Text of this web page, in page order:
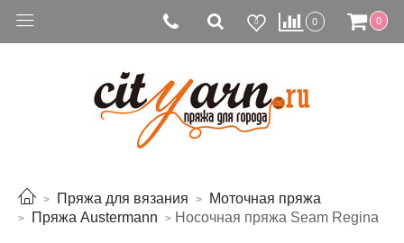
0 0 0
Пряжа для вязания
Моточная пряжа
Пряжа Austermann
Носочная пряжа Seam Regina